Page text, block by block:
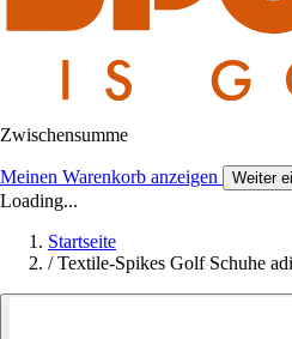
Zwischensumme
Meinen Warenkorb anzeigen Weiter
Loading...
Startseite
/ Textile-Spikes Golf Schuhe